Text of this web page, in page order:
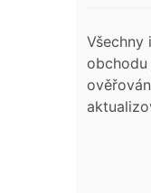
Všechny
obchodu